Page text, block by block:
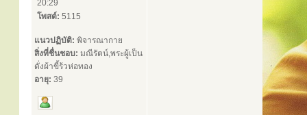
20:29
โพสต์: 5115
แนวปฏิบัติ: พิจารณากาย
สิ่งที่ชื่นชอบ: มณีรัตน์,พระผู้เป็น
ดั่งผ้าขี้ร้วห่อทอง
อายุ: 39